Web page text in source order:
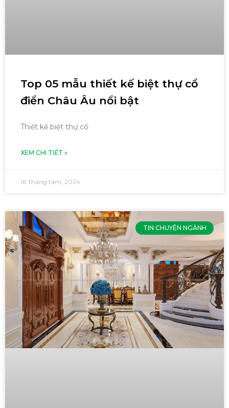
Top 05 mẫu thiết kế biệt thự cổ
điển Châu Âu nổi bật
Thiết kế biệt thự cổ
XEM CHI TIẾT »
16 Tháng tám, 2024
TIN CHUYÊN NGÀNH